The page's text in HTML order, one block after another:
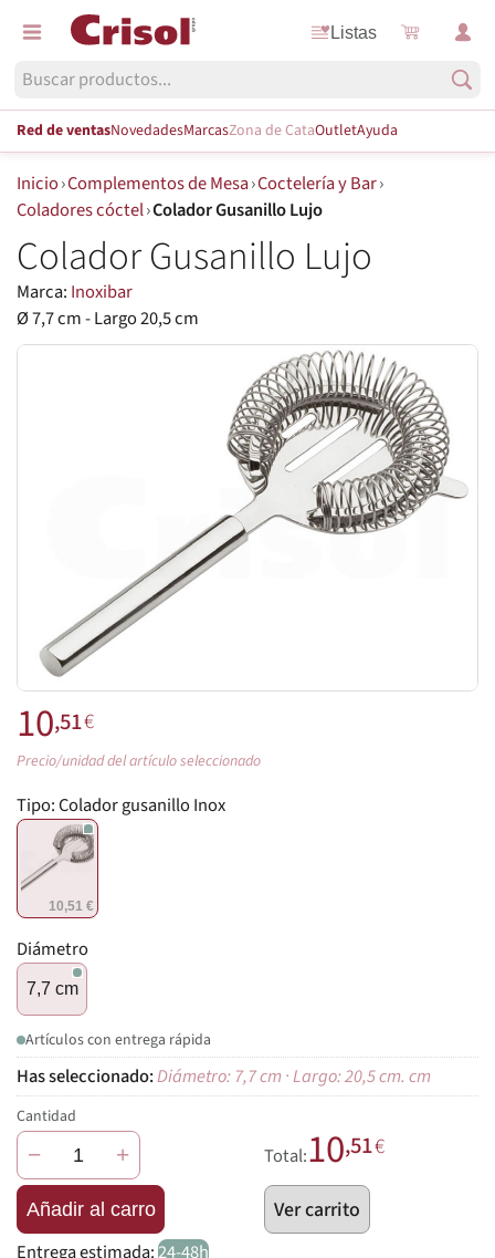
Listas
Red de ventasNovedadesMarcasZona de CataOutletAyuda
Inicio›Complementos de Mesa›Coctelería y Bar›
Coladores cóctel›Colador Gusanillo Lujo
Colador Gusanillo Lujo
Marca: Inoxibar
Ø 7,7 cm - Largo 20,5 cm
10,51€
Precio/unidad del artículo seleccionado
Tipo:Colador gusanillo Inox
10,51 €
Diámetro
7,7 cm
Artículos con entrega rápida
Diámetro: 7,7 cm · Largo: 20,5 cm. cm
Cantidad
− +
Añadir al carro
Total:10,51€
Ver carrito
Entrega estimada:24-48h